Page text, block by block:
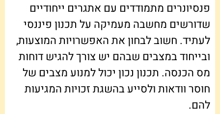
פנסיונרים מתמודדים עם אתגרים ייחודיים
שדורשים מחשבה מעמיקה על תכנון פיננסי
לעתיד. חשוב לבחון את האפשרויות המוצעות,
ובייחוד במצבים שבהם יש צורך להגיש דוחות
מס הכנסה. תכנון נכון יכול למנוע מצבים של
חוסר וודאות ולסייע בהשגת זכויות המגיעות
להם.